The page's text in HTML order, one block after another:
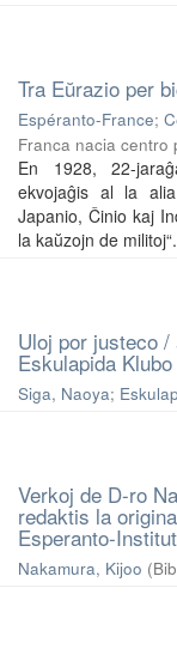
Tra Eŭrazio per
Espéranto-France;
Franca nacia centro
En 1928, 22-
ekvojaĝis al la
Japanio, Ĉinio kaj
la kaŭzojn de
Uloj por justeco
Eskulapida Klubo
Siga, Naoya;
Verkoj de D-ro
redaktis la
Esperanto-
Nakamura, Kijoo (